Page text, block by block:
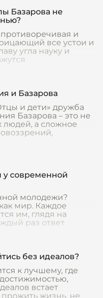
Базарова не
и
все устои и
угла науку и
и Базарова
и дети» дружба
Базарова – это не
людей, а сложное
у современной
молодежи?
мир. Каждое
им, глядя на
раз ответ
без идеалов?
к лучшему, где
встает
жизнь, не